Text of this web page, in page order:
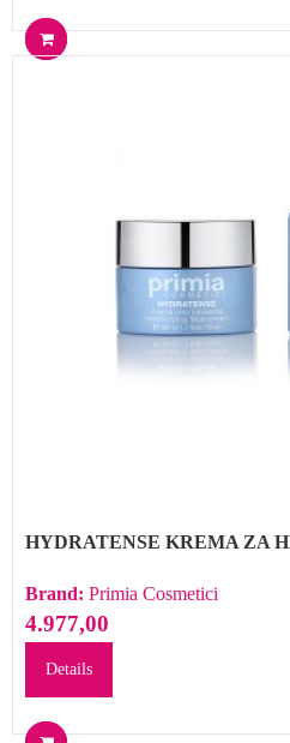
HYDRATENSE KREMA ZA
Brand: Primia Cosmetici
4.977,00
Details